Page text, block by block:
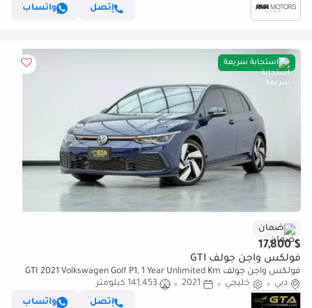
إتصل واتساب
استجابة سريعة
ضمان
$ 17,800
فولكس واجن جولف GTI
فولكس واجن جولف GTI 2021 Volkswagen Golf P1, 1 Year Unlimited Km
Warranty, Excellent Condition, GCC
دبي خليجي 2021
141,453 كيلومتر
إتصل
واتساب